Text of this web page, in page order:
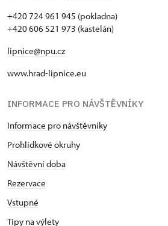
+420 724 961 945 (pokladna)
+420 606 521 973 (kastelán)
lipnice@npu.cz
www.hrad-lipnice.eu
INFORMACE PRO NÁVŠTĚVNÍKY
Informace pro návštěvníky
Prohlídkové okruhy
Návštěvní doba
Rezervace
Vstupné
Tipy na výlety